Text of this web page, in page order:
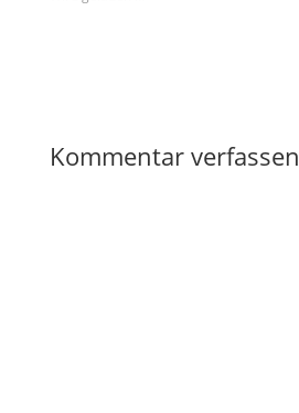
Kommentar verfassen